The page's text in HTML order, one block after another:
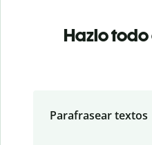
Hazlo
Parafrasear textos